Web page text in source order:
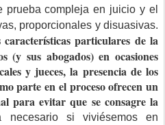
prueba compleja en juicio y el
proporcionales y disuasivas.
características particulares de la
(y sus abogados) en ocasiones
y jueces, la presencia de los
parte en el proceso ofrecen un
para evitar que se consagre la
si viviésemos en